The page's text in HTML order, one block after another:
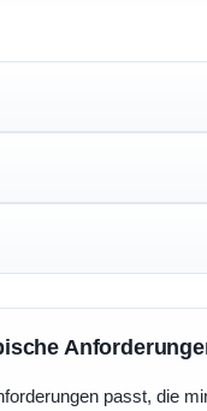
passt, die